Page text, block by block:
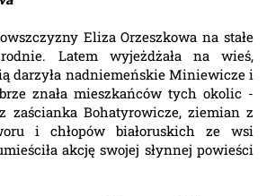
Eliza Orzeszkowa na stałe
Latem wyjeżdżała na wieś,
darzyła nadniemeńskie Miniewicze i
znała mieszkańców tych okolic -
zaścianka Bohatyrowicze, ziemian z
i chłopów białoruskich ze wsi
akcję swojej słynnej powieści